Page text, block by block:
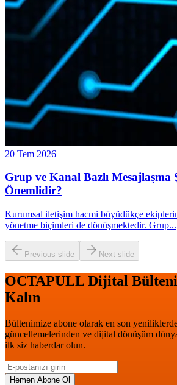
20 Tem 2026
Grup ve Kanal Bazlı Mesajlaşma
Önemlidir?
Kurumsal iletişim hacmi büyüdükçe
yönetme biçimleri de dönüşmektedir. Grup...
Previous slide Next slide
OCTAPULL Dijital
Kalın
Bültenimize abone olarak en son
güncellemelerinden ve dijital dönüşüm
ilk siz haberdar olun.
Hemen Abone Ol